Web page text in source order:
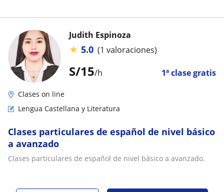
S/15/h 1ª clase gratis
Judith Espinoza
★ 5.0 (1 valoraciones)
Clases on line
Lengua Castellana y Literatura
Clases particulares de español de nivel básico
a avanzado
Clases particulares de español de nivel básico a avanzado.